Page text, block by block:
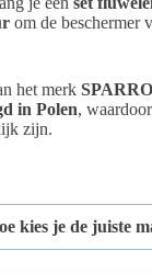
om de beschermer
het merk
in Polen,
zijn.
kies je de juiste